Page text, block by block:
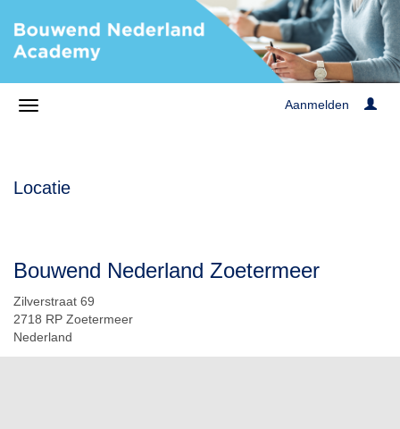
Aanmelden
Locatie
Bouwend Nederland Zoetermeer
Zilverstraat 69
2718 RP Zoetermeer
Nederland